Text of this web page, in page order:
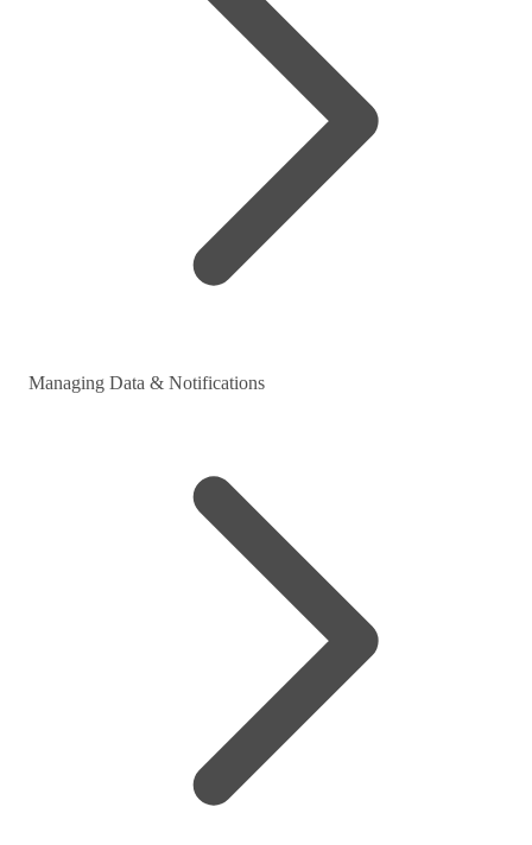
Managing Data & Notifications